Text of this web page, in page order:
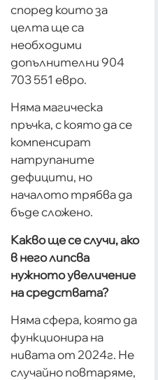
според които за
целта ще са
необходими
допълнителни 904
703 551 евро.
Няма магическа
пръчка, с която да се
компенсират
натрупаните
дефицити, но
началото трябва да
бъде сложено.
Какво ще се случи, ако
в него липсва
нужното увеличение
на средствата?
Няма сфера, която да
функционира на
нивата от 2024г. Не
случайно повтаряме,